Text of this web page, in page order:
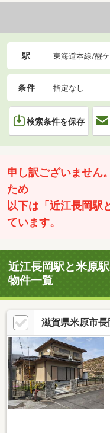
駅 東海道本線/醒
条件 指定なし
検索条件を保存
申し訳ございません
ため
以下は「近江長岡駅
ています。
近江長岡駅と米原
物件一覧
滋賀県米原市